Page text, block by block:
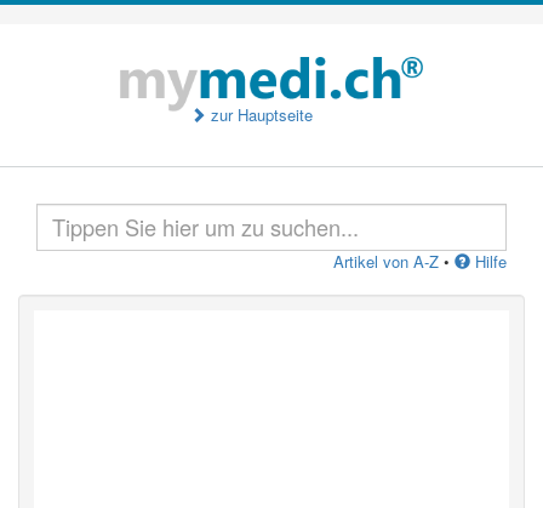
zur Hauptseite
Artikel von A-Z • Hilfe